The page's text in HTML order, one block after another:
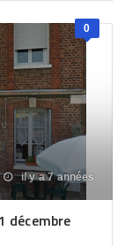
0
il y a 7 années
décembre